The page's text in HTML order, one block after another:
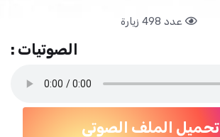
عدد 498 زيارة
الصوتيات :
تحميل الملف الصوتي